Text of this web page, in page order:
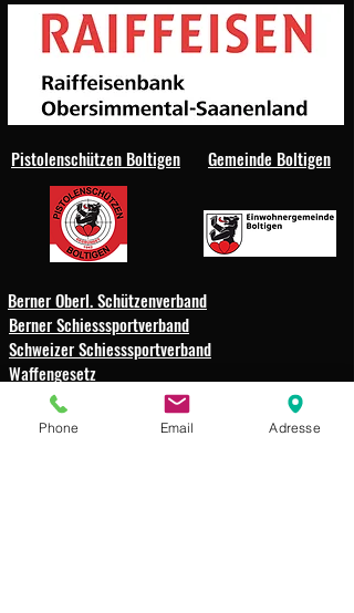
Pistolenschützen Boltigen Gemeinde Boltigen
Berner Oberl. Schützenverband
Berner Schiesssportverband
Schweizer Schiesssportverband
Waffengesetz
Schützengesellschaft
Phone Email Adresse